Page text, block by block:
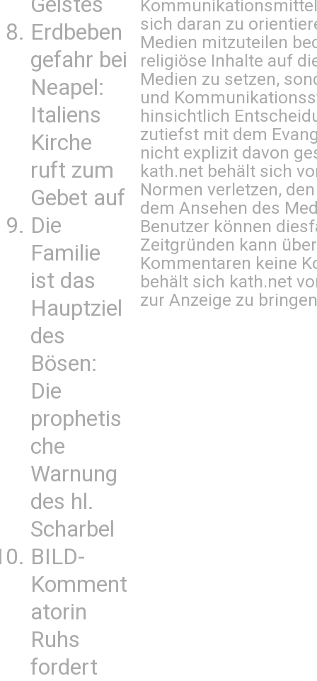
Erdbeben
gefahr bei
Neapel:
Italiens
Kirche
ruft zum
Gebet auf
Die
Familie
ist das
Hauptziel
des
Bösen:
Die
prophetis
che
Warnung
des hl.
Scharbel
BILD-
Komment
atorin
Ruhs
fordert
sich daran zu
Medien mitzuteilen
religiöse Inhalte auf
Medien zu setzen,
und
hinsichtlich
zutiefst mit dem
nicht explizit davon
kath.net behält sich
Normen verletzen,
dem Ansehen des
Benutzer können
Zeitgründen kann
Kommentaren keine
behält sich kath.net
zur Anzeige zu